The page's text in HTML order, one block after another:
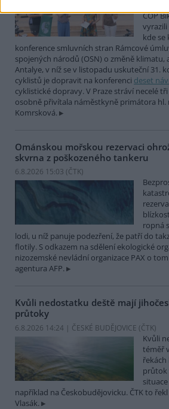
COP
vyrazili
kde se
konference smluvních stran Rámcové
spojených národů (OSN) o změně klimatu,
Antalye, v níž se v listopadu uskuteční 31.
cyklistů je dopravit na konferenci deset
cyklistické dopravy. V Praze stráví necelé
osobně přivítala náměstkyně primátora hl.
Komrsková.
Ománskou mořskou rezervaci
skvrna z poškozeného tankeru
6.8.2026 15:03 (ČTK)
ropná
lodi, u níž panuje podezření, že patří do
flotily. S odkazem na sdělení ekologické
nizozemské nevládní organizace PAX o
agentura AFP.
Kvůli nedostatku deště mají
průtoky
6.8.2026 14:24 | ČESKÉ BUDĚJOVICE (ČTK)
Kvůli
téměř
průtok
například na Českobudějovicku. ČTK to
Vlasák.